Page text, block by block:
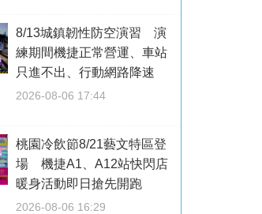
8/13城鎮韌性防空演習 演
練期間機捷正常營運、車站
只進不出、行動網路降速
2026-08-06 17:44
桃園冷飲節8/21藝文特區登
場 機捷A1、A12站快閃店
暖身活動即日搶先開跑
2026-08-06 16:29